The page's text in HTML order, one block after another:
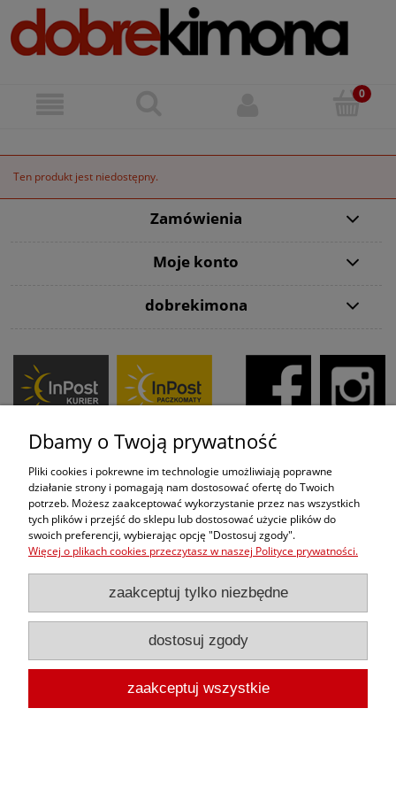
Ten produkt jest niedostępny.
Zamówienia
Moje konto
dobrekimona
pokaż pełną wersję strony
Sklep internetowy Shoper.pl
Dbamy o Twoją prywatność
Pliki cookies i pokrewne im technologie umożliwiają poprawne
działanie strony i pomagają nam dostosować ofertę do Twoich
potrzeb. Możesz zaakceptować wykorzystanie przez nas wszystkich
tych plików i przejść do sklepu lub dostosować użycie plików do
swoich preferencji, wybierając opcję "Dostosuj zgody".
Więcej o plikach cookies przeczytasz w naszej Polityce prywatności.
zaakceptuj tylko niezbędne
dostosuj zgody
zaakceptuj wszystkie